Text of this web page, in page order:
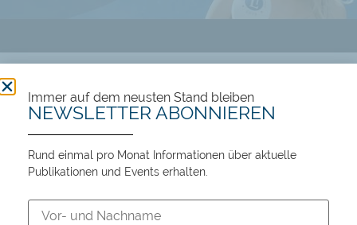
106 views
Immer auf dem neusten Stand bleiben
NEWSLETTER ABONNIEREN
Rund einmal pro Monat Informationen über aktuelle
Publikationen und Events erhalten.